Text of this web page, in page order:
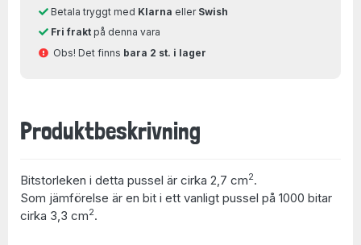
Betala tryggt med Klarna eller Swish
Fri fraktpå denna vara
Obs! Det finns bara 2 st. i lager
Produktbeskrivning
Bitstorleken i detta pussel är cirka 2,7 cm2.
Som jämförelse är en bit i ett vanligt pussel på 1000 bitar
cirka 3,3 cm2.